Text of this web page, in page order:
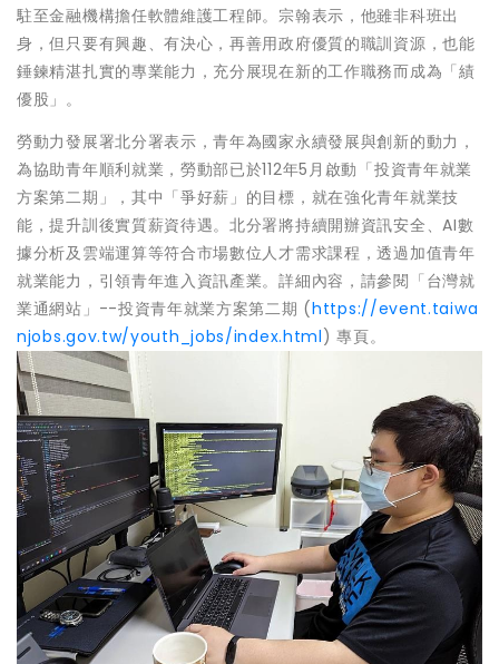
駐至金融機構擔任軟體維護工程師。宗翰表示，他雖非科班出
身，但只要有興趣、有決心，再善用政府優質的職訓資源，也能
錘鍊精湛扎實的專業能力，充分展現在新的工作職務而成為「績
優股」。
勞動力發展署北分署表示，青年為國家永續發展與創新的動力，
為協助青年順利就業，勞動部已於112年5月啟動「投資青年就業
方案第二期」，其中「爭好薪」的目標，就在強化青年就業技
能，提升訓後實質薪資待遇。北分署將持續開辦資訊安全、AI數
據分析及雲端運算等符合市場數位人才需求課程，透過加值青年
就業能力，引領青年進入資訊產業。詳細內容，請參閱「台灣就
業通網站」--投資青年就業方案第二期 (https://event.taiwa
njobs.gov.tw/youth_jobs/index.html) 專頁。